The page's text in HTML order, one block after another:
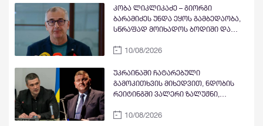
გვეჩქარება
კობა ლიკლიკაძე – გიორგი
ბარამიძეს უნდა ეყოს გამბედაობა,
სწრაფად მოიხადოს ბოდიში და
ერთმნიშვნელოვნად განაცხადა
10/08/2026
უკრაინაში ჩატარებული
გამოკითხვის მიხედვით, ნდობის
რეიტინგში ვალერი ზალუჟნი,
ბუდანოვი ლიდერობენ,
10/08/2026